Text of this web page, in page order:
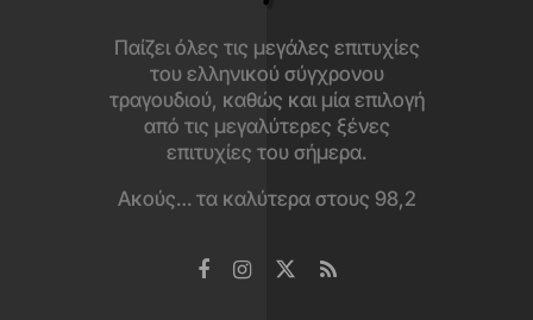
Παίζει όλες τις μεγάλες επιτυχίες
του ελληνικού σύγχρονου
τραγουδιού, καθώς και μία επιλογή
από τις μεγαλύτερες ξένες
επιτυχίες του σήμερα.
Ακούς… τα καλύτερα στους 98,2